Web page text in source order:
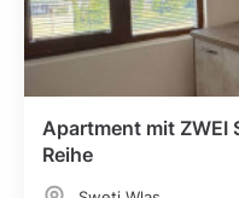
Apartment mit ZWEI
Reihe